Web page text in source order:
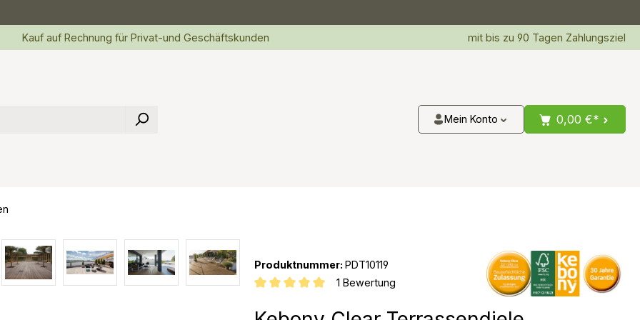
Kauf auf Rechnung für Privat-und Geschäftskunden mit bis zu 90 Tagen Zahlungsziel
Mein Konto 0,00 €*
Produktnummer: PDT10119
1 Bewertung